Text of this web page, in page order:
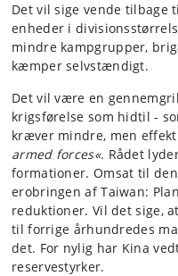
Det vil sige vende tilbage
enheder i
mindre kampgrupper,
kæmper selvstændigt.
Det vil være en
krigsførelse som hidtil -
kræver mindre, men
armed forces«. Rådet
formationer. Omsat til
erobringen af Taiwan:
reduktioner. Vil det sige,
til forrige århundredes
det. For nylig har Kina
reservestyrker.